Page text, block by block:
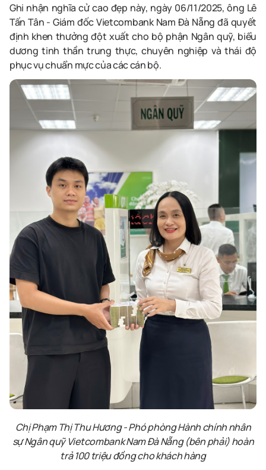
Ghi nhận nghĩa cử cao đẹp này, ngày 06/11/2025, ông Lê
Tấn Tân - Giám đốc Vietcombank Nam Đà Nẵng đã quyết
định khen thưởng đột xuất cho bộ phận Ngân quỹ, biểu
dương tinh thần trung thực, chuyên nghiệp và thái độ
phục vụ chuẩn mực của các cán bộ.
Chị Phạm Thị Thu Hương - Phó phòng Hành chính nhân
sự Ngân quỹ Vietcombank Nam Đà Nẵng (bên phải) hoàn
trả 100 triệu đồng cho khách hàng